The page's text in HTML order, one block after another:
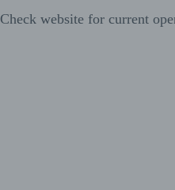
Check website for current